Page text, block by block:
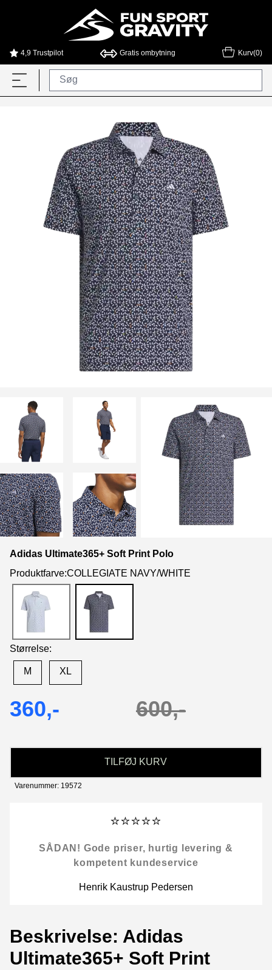
4,9 Trustpilot Gratis ombytning Kurv(0)
Adidas Ultimate365+ Soft Print Polo
Produktfarve:COLLEGIATE NAVY/WHITE
Størrelse:
M XL
360,- 600,-
TILFØJ KURV
Varenummer: 19572
⭐⭐⭐⭐⭐
SÅDAN! Gode priser, hurtig levering &
kompetent kundeservice
Henrik Kaustrup Pedersen
Beskrivelse: Adidas
Ultimate365+ Soft Print